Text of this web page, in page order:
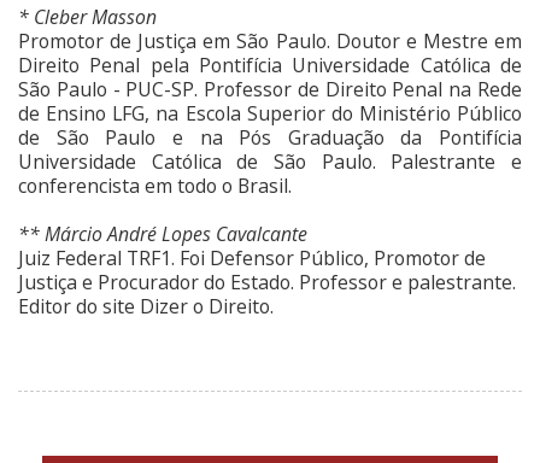
* Cleber Masson
Promotor de Justiça em São Paulo. Doutor e Mestre em
Direito Penal pela Pontifícia Universidade Católica de
São Paulo - PUC-SP. Professor de Direito Penal na Rede
de Ensino LFG, na Escola Superior do Ministério Público
de São Paulo e na Pós Graduação da Pontifícia
Universidade Católica de São Paulo. Palestrante e
conferencista em todo o Brasil.
** Márcio André Lopes Cavalcante
Juiz Federal TRF1. Foi Defensor Público, Promotor de
Justiça e Procurador do Estado. Professor e palestrante.
Editor do site Dizer o Direito.